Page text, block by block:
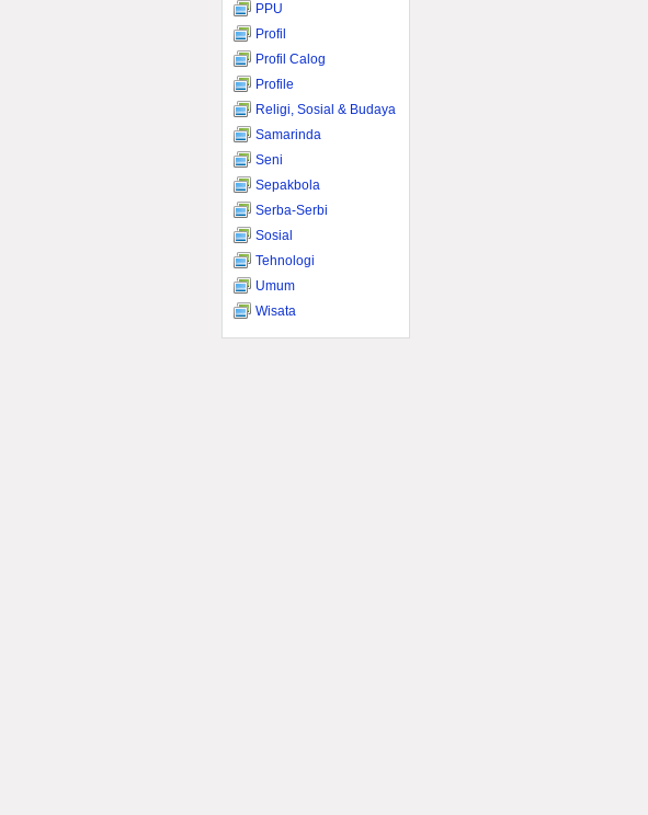
PPU
Profil
Profil Calog
Profile
Religi, Sosial & Budaya
Samarinda
Seni
Sepakbola
Serba-Serbi
Sosial
Tehnologi
Umum
Wisata